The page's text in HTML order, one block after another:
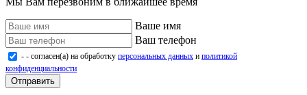
Ваше имя
Ваш телефон
- - согласен(а) на обработку персональных данных и политикой
конфиденциальности
Отправить